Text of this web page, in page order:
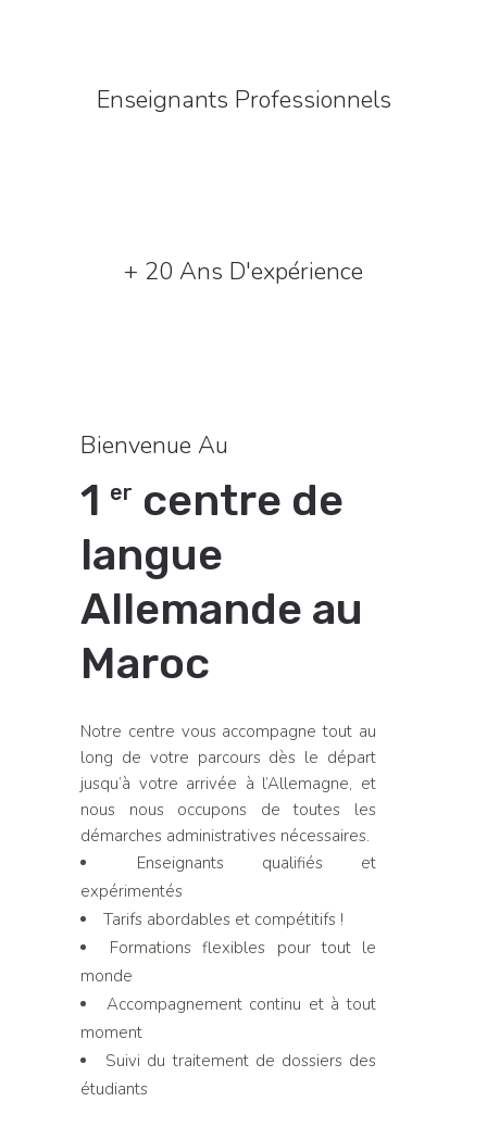
Enseignants Professionnels
+ 20 Ans D'expérience
Bienvenue Au
1 er centre de
langue
Allemande au
Maroc
Notre centre vous accompagne tout au
long de votre parcours dès le départ
jusqu’à votre arrivée à l’Allemagne, et
nous nous occupons de toutes les
démarches administratives nécessaires.
Enseignants qualifiés et
expérimentés
Tarifs abordables et compétitifs !
Formations flexibles pour tout le
monde
Accompagnement continu et à tout
moment
Suivi du traitement de dossiers des
étudiants